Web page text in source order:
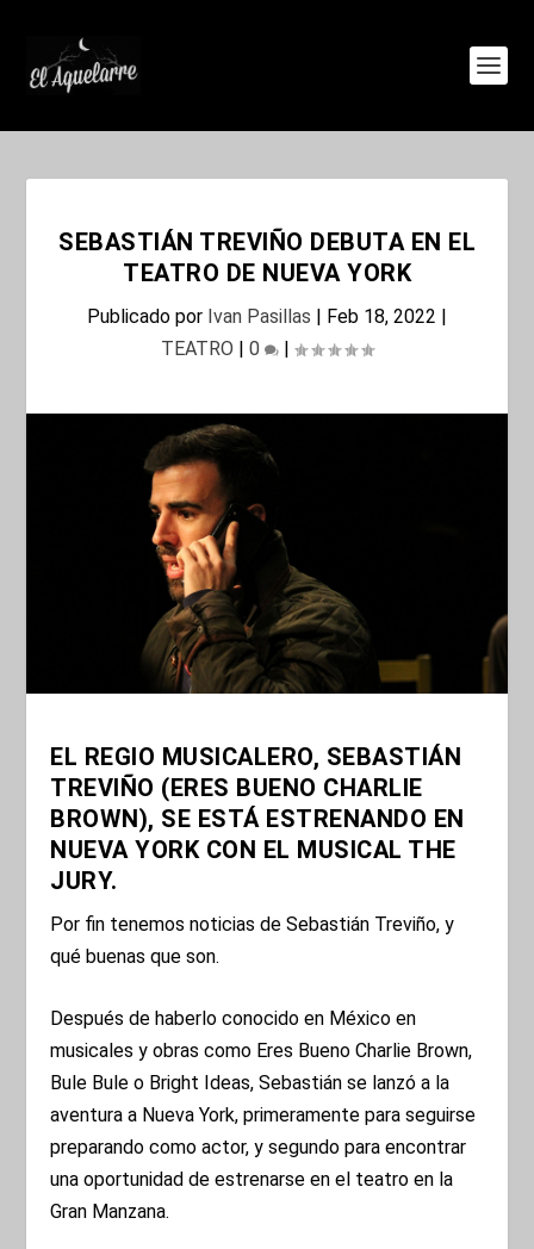
SEBASTIÁN TREVIÑO DEBUTA EN EL
TEATRO DE NUEVA YORK
Publicado por Ivan Pasillas | Feb 18, 2022 |
TEATRO | 0 |
EL REGIO MUSICALERO, SEBASTIÁN
TREVIÑO (ERES BUENO CHARLIE
BROWN), SE ESTÁ ESTRENANDO EN
NUEVA YORK CON EL MUSICAL THE
JURY.
Por fin tenemos noticias de Sebastián Treviño, y
qué buenas que son.
Después de haberlo conocido en México en
musicales y obras como Eres Bueno Charlie Brown,
Bule Bule o Bright Ideas, Sebastián se lanzó a la
aventura a Nueva York, primeramente para seguirse
preparando como actor, y segundo para encontrar
una oportunidad de estrenarse en el teatro en la
Gran Manzana.